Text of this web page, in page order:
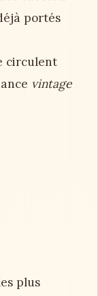
portés
circulent
vintage
plus